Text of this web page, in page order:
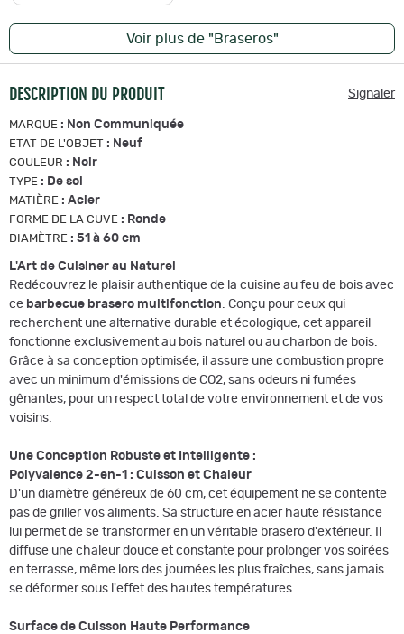
Voir plus de "Braseros"
DESCRIPTION DU PRODUIT Signaler
MARQUE : Non Communiquée
ETAT DE L'OBJET : Neuf
COULEUR : Noir
TYPE : De sol
MATIÈRE : Acier
FORME DE LA CUVE : Ronde
DIAMÈTRE : 51 à 60 cm
L'Art de Cuisiner au Naturel
Redécouvrez le plaisir authentique de la cuisine au feu de bois avec
ce barbecue brasero multifonction . Conçu pour ceux qui
recherchent une alternative durable et écologique, cet appareil
fonctionne exclusivement au bois naturel ou au charbon de bois.
Grâce à sa conception optimisée, il assure une combustion propre
avec un minimum d'émissions de CO2, sans odeurs ni fumées
gênantes, pour un respect total de votre environnement et de vos
voisins.
Une Conception Robuste et Intelligente :
Polyvalence 2-en-1 : Cuisson et Chaleur
D'un diamètre généreux de 60 cm, cet équipement ne se contente
pas de griller vos aliments. Sa structure en acier haute résistance
lui permet de se transformer en un véritable brasero d'extérieur. Il
diffuse une chaleur douce et constante pour prolonger vos soirées
en terrasse, même lors des journées les plus fraîches, sans jamais
se déformer sous l'effet des hautes températures.
Surface de Cuisson Haute Performance